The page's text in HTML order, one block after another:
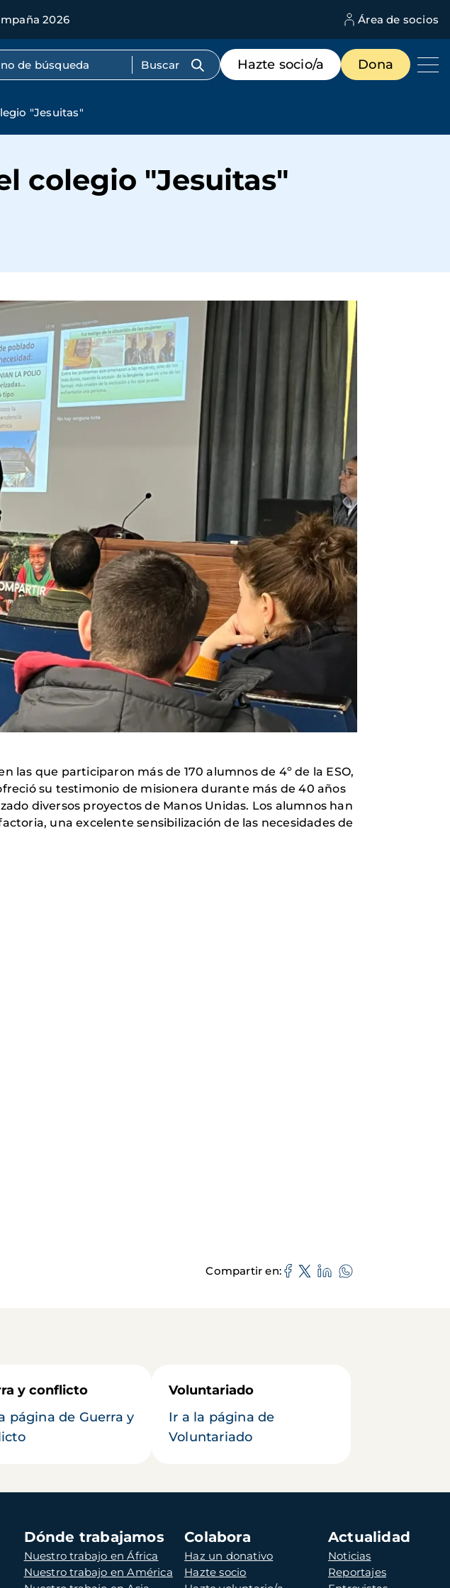
2026 Área de socios
completo
Menú
de
destacados
Hazte socio/a Dona
"Jesuitas"
colegio "Jesuitas"
las que participaron más de 170 alumnos de 4º de la ESO,
su testimonio de misionera durante más de 40 años
diversos proyectos de Manos Unidas. Los alumnos han
una excelente sensibilización de las necesidades de
Compartir en
y conflicto
página de Guerra y
Voluntariado
Ir a la página de
Voluntariado
Dónde trabajamos
Nuestro trabajo en África
Nuestro trabajo en América
Colabora
Haz un donativo
Hazte socio
Actualidad
Noticias
Reportajes